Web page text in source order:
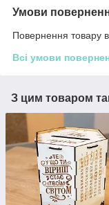
Умови
Повернення товару
Всі умови
З цим товаром